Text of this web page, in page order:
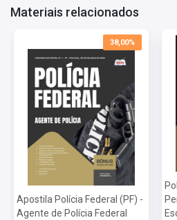
Materiais relacionados
38,00%
Apostila Polícia Federal (PF) -
Agente de Polícia Federal